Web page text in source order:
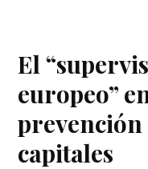
El
europeo”
prevención
capitales